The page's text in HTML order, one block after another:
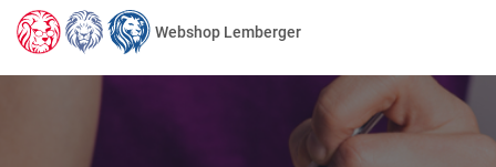
Webshop Lemberger